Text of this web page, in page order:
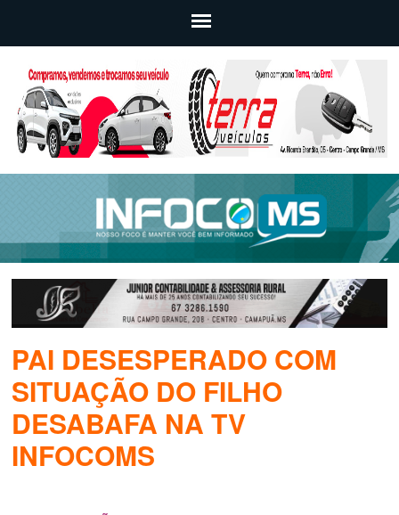
PAI DESESPERADO COM
SITUAÇÃO DO FILHO
DESABAFA NA TV
INFOCOMS